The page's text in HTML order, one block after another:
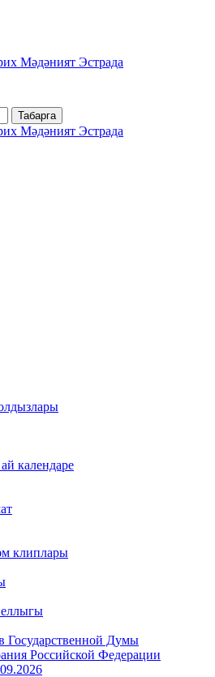
Мәдәният Эстрада
Табарга
Мәдәният Эстрада
календаре
клиплары
Государственной Думы
Российской Федерации